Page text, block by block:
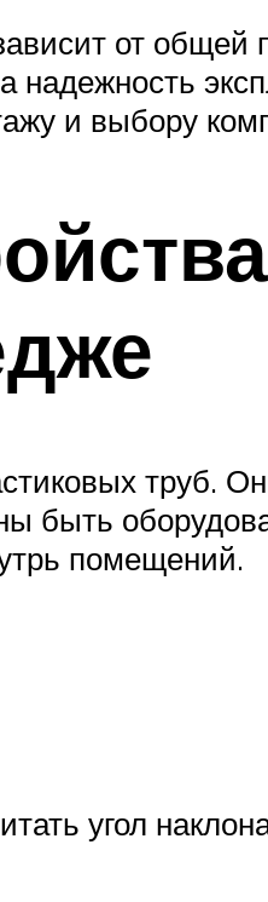
от общей
надежность
и выбору
труб.
быть
помещений.
угол